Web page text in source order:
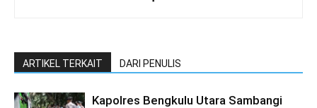
ARTIKEL TERKAIT DARI PENULIS
Kapolres Bengkulu Utara Sambangi